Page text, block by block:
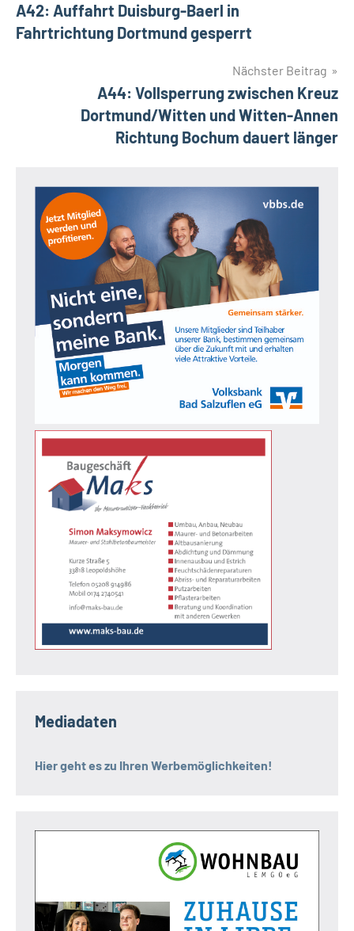
A42: Auffahrt Duisburg-Baerl in
Fahrtrichtung Dortmund gesperrt
Nächster Beitrag
A44: Vollsperrung zwischen Kreuz
Dortmund/Witten und Witten-Annen
Richtung Bochum dauert länger
Mediadaten
Hier geht es zu Ihren Werbemöglichkeiten!